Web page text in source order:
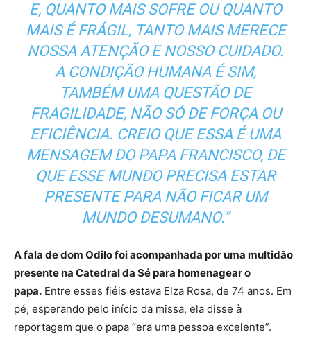
E, QUANTO MAIS SOFRE OU QUANTO
MAIS É FRÁGIL, TANTO MAIS MERECE
NOSSA ATENÇÃO E NOSSO CUIDADO.
A CONDIÇÃO HUMANA É SIM,
TAMBÉM UMA QUESTÃO DE
FRAGILIDADE, NÃO SÓ DE FORÇA OU
EFICIÊNCIA. CREIO QUE ESSA É UMA
MENSAGEM DO PAPA FRANCISCO, DE
QUE ESSE MUNDO PRECISA ESTAR
PRESENTE PARA NÃO FICAR UM
MUNDO DESUMANO.”
A fala de dom Odilo foi acompanhada por uma multidão
presente na Catedral da Sé para homenagear o
papa. Entre esses fiéis estava Elza Rosa, de 74 anos. Em
pé, esperando pelo início da missa, ela disse à
reportagem que o papa “era uma pessoa excelente”.